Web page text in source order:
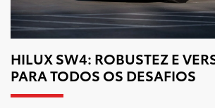
HILUX SW4: ROBUSTEZ E
PARA TODOS OS DESAFIOS